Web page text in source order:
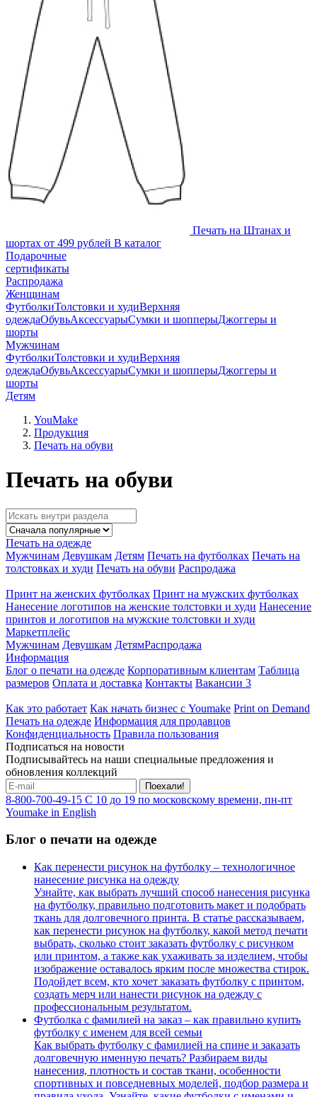
Печать на Штанах и
шортах от 499 рублей В каталог
Подарочные
сертификаты
Распродажа
Женщинам
ФутболкиТолстовки и худиВерхняя
одеждаОбувьАксессуарыСумки и шопперыДжоггеры и
шорты
Мужчинам
ФутболкиТолстовки и худиВерхняя
одеждаОбувьАксессуарыСумки и шопперыДжоггеры и
шорты
Детям
YouMake
Продукция
Печать на обуви
Печать на обуви
Печать на одежде
Мужчинам Девушкам Детям Печать на футболках Печать на
толстовках и худи Печать на обуви Распродажа
Принт на женских футболках Принт на мужских футболках
Нанесение логотипов на женские толстовки и худи Нанесение
принтов и логотипов на мужские толстовки и худи
Маркетплейс
Мужчинам Девушкам ДетямРаспродажа
Информация
Блог о печати на одежде Корпоративным клиентам Таблица
размеров Оплата и доставка Контакты Вакансии 3
Как это работает Как начать бизнес с Youmake Print on Demand
Печать на одежде Информация для продавцов
Конфиденциальность Правила пользования
Подписаться на новости
Подписывайтесь на наши специальные предложения и
обновления коллекций
Поехали!
8-800-700-49-15 С 10 до 19 по московскому времени, пн-пт
Youmake in English
Блог о печати на одежде
Как перенести рисунок на футболку – технологичное
нанесение рисунка на одежду
Узнайте, как выбрать лучший способ нанесения рисунка
на футболку, правильно подготовить макет и подобрать
ткань для долговечного принта. В статье рассказываем,
как перенести рисунок на футболку, какой метод печати
выбрать, сколько стоит заказать футболку с рисунком
или принтом, а также как ухаживать за изделием, чтобы
изображение оставалось ярким после множества стирок.
Подойдет всем, кто хочет заказать футболку с принтом,
создать мерч или нанести рисунок на одежду с
профессиональным результатом.
Футболка с фамилией на заказ – как правильно купить
футболку с именем для всей семьи
Как выбрать футболку с фамилией на спине и заказать
долговечную именную печать? Разбираем виды
нанесения, плотность и состав ткани, особенности
спортивных и повседневных моделей, подбор размера и